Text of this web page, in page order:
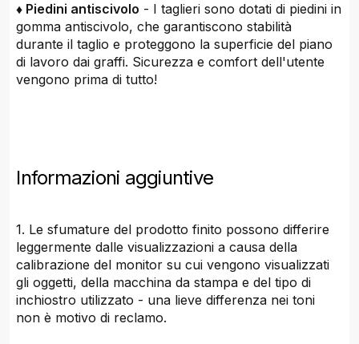
♦ Piedini antiscivolo - I taglieri sono dotati di piedini in
gomma antiscivolo, che garantiscono stabilità
durante il taglio e proteggono la superficie del piano
di lavoro dai graffi. Sicurezza e comfort dell'utente
vengono prima di tutto!
Informazioni aggiuntive
1. Le sfumature del prodotto finito possono differire
leggermente dalle visualizzazioni a causa della
calibrazione del monitor su cui vengono visualizzati
gli oggetti, della macchina da stampa e del tipo di
inchiostro utilizzato - una lieve differenza nei toni
non è motivo di reclamo.